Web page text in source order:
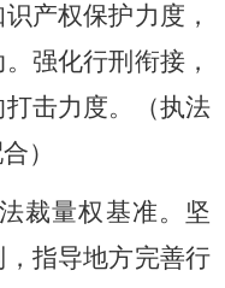
产权保护力度，
强化行刑衔接，
击力度。（执法
）
裁量权基准。坚
指导地方完善行